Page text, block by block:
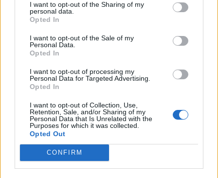
I want to opt-out of the Sharing of my
personal data.
Opted In
I want to opt-out of the Sale of my
Personal Data.
Opted In
I want to opt-out of processing my
Personal Data for Targeted Advertising.
Opted In
I want to opt-out of Collection, Use,
Retention, Sale, and/or Sharing of my
Personal Data that Is Unrelated with the
Purposes for which it was collected.
Opted Out
CONFIRM
Belleza ·cambio de look· celebrities ·celebrity corte de pelo